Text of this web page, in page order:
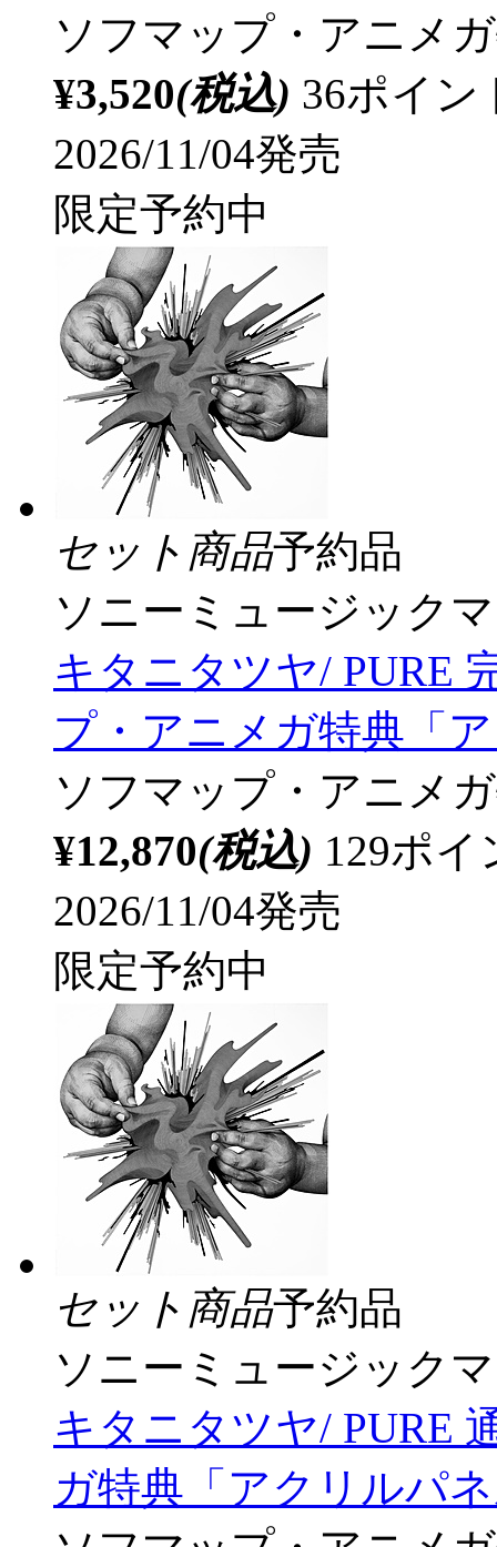
ソフマップ・アニメ
¥3,520(税込) 36ポイ
2026/11/04発売
限定予約中
セット商品予約品
ソニーミュージック
キタニタツヤ/ PURE
プ・アニメガ特典「
ソフマップ・アニメ
¥12,870(税込) 129ポ
2026/11/04発売
限定予約中
セット商品予約品
ソニーミュージック
キタニタツヤ/ PURE
ガ特典「アクリルパ